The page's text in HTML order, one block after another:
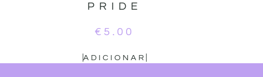
PRIDE
€ 5.00
ADICIONAR